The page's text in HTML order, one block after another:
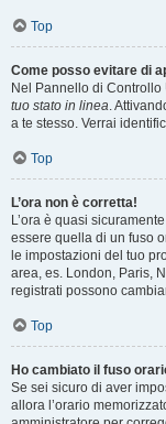
Top
Come posso evitare di
Nel Pannello di Controllo
tuo stato in linea.
a te stesso. Verrai
Top
L’ora non è corretta!
L’ora è quasi
essere quella di un fuso
le impostazioni del tuo
area, es. London, Paris,
registrati possono
Top
Ho cambiato il fuso
Se sei sicuro di aver
allora l’orario